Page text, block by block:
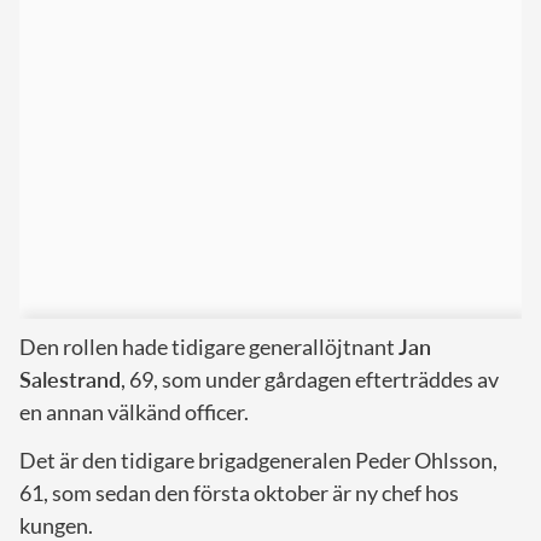
Den rollen hade tidigare generallöjtnantJan
Salestrand, 69, som under gårdagen efterträddes av
en annan välkänd officer.
Det är den tidigare brigadgeneralen Peder Ohlsson,
61, som sedan den första oktober är ny chef hos
kungen.